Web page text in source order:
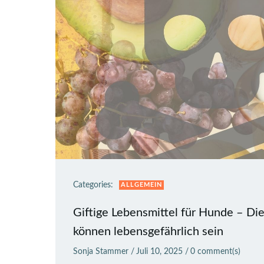
Categories: ALLGEMEIN
Giftige Lebensmittel für Hunde –
können lebensgefährlich sein
Sonja Stammer / Juli 10, 2025 / 0 comment(s)